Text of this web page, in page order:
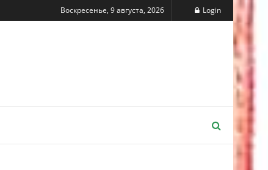
Воскресенье, 9 августа, 2026 Login